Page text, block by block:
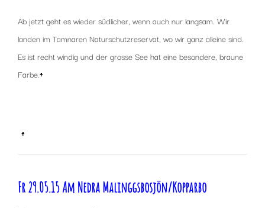
Ab jetzt geht es wieder südlicher, wenn auch nur langsam. Wir
landen im Tamnaren Naturschutzreservat, wo wir ganz alleine sind.
Es ist recht windig und der grosse See hat eine besondere, braune
Farbe.↑
↑
Fr 29.05.15 Am Nedra Malinggsbosjön/Kopparbo